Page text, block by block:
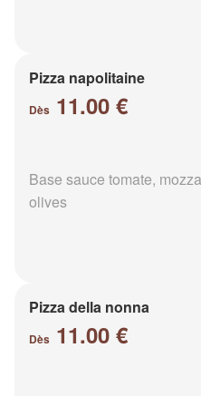
Pizza napolitaine
Dès 11.00 €
Base sauce tomate,
olives
Pizza della nonna
Dès 11.00 €